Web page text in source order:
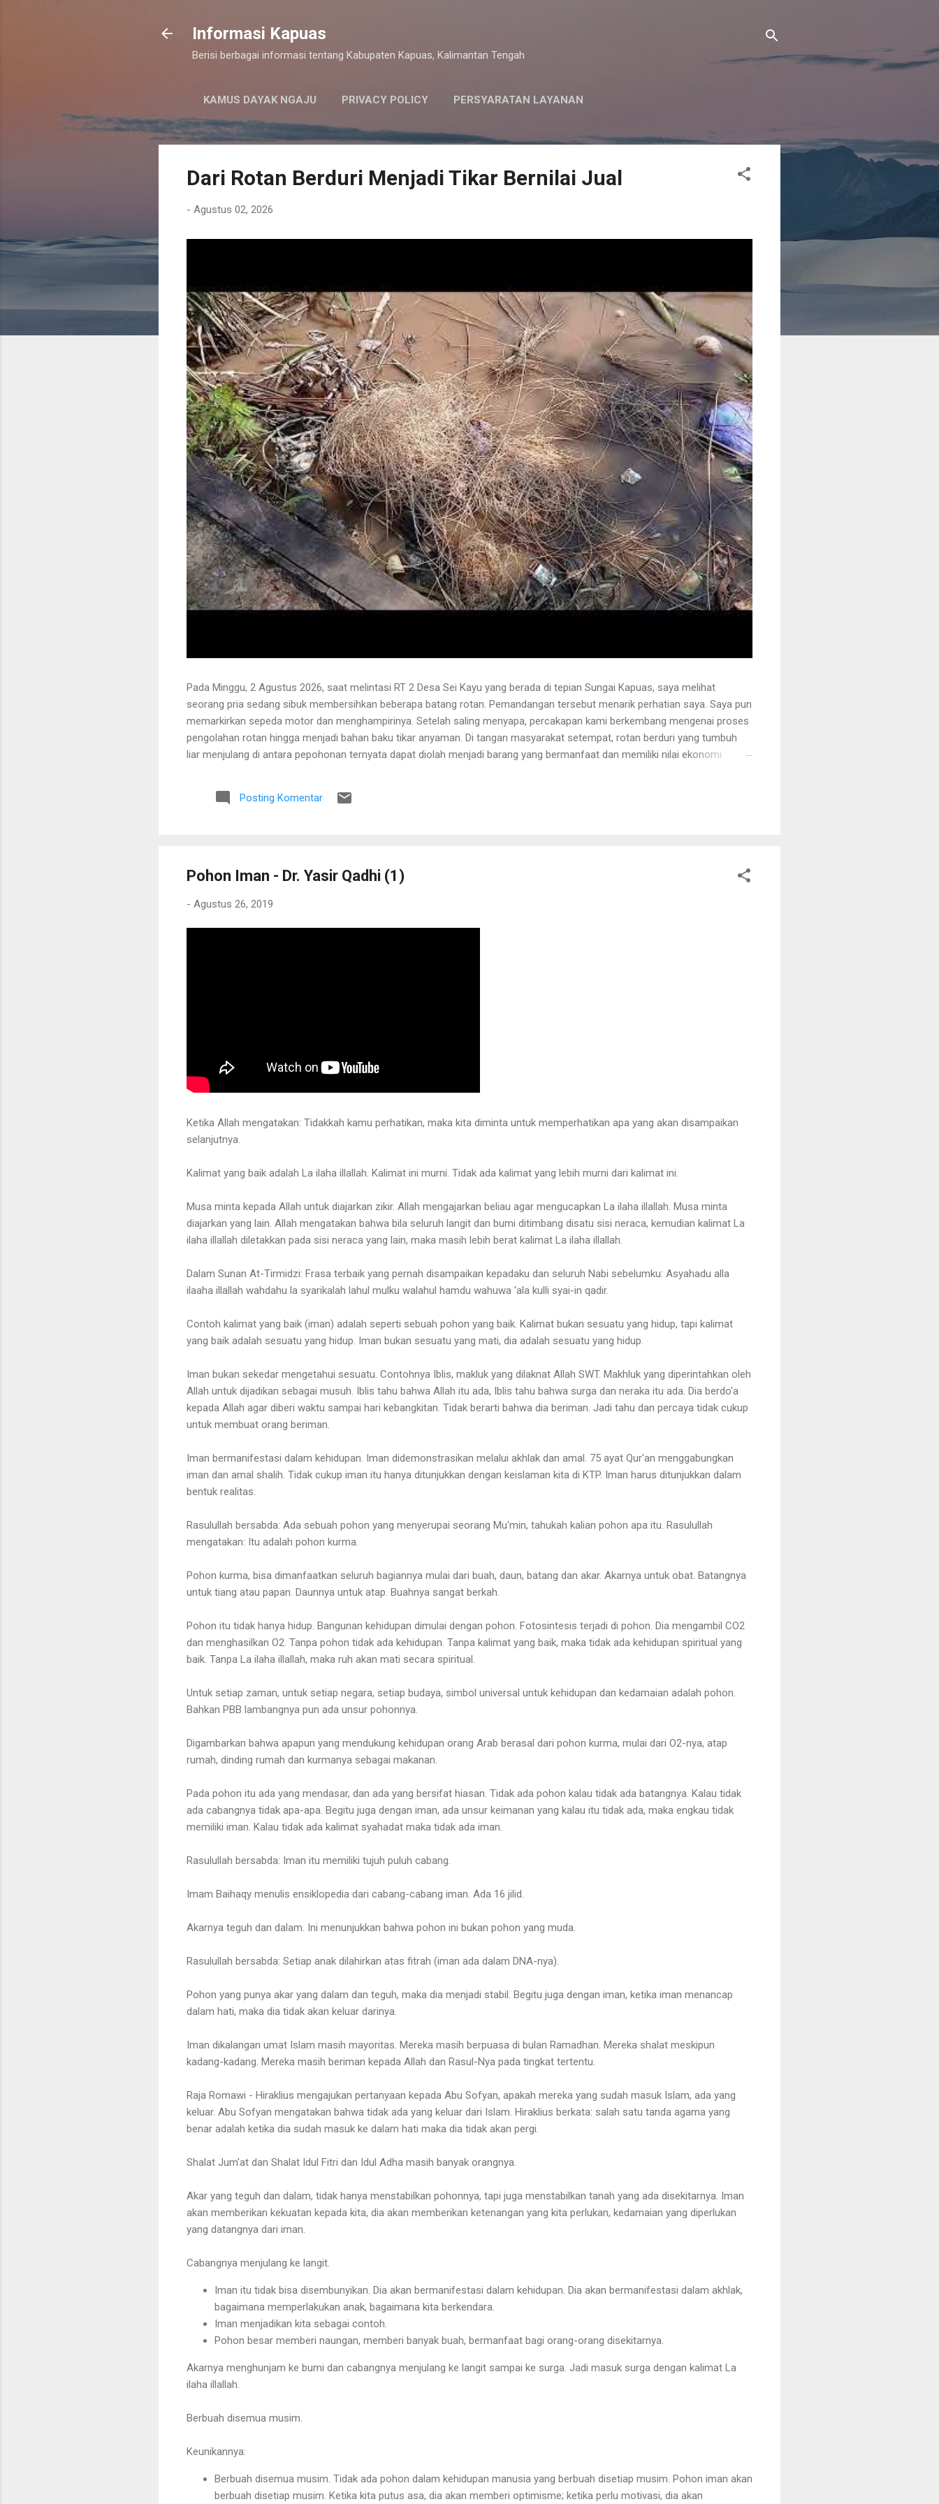
Informasi Kapuas
Berisi berbagai informasi tentang Kabupaten Kapuas, Kalimantan Tengah
KAMUS DAYAK NGAJU PRIVACY POLICY PERSYARATAN LAYANAN
Dari Rotan Berduri Menjadi Tikar Bernilai Jual
- Agustus 02, 2026
Pada Minggu, 2 Agustus 2026, saat melintasi RT 2 Desa Sei Kayu yang berada di tepian Sungai Kapuas, saya melihat
seorang pria sedang sibuk membersihkan beberapa batang rotan. Pemandangan tersebut menarik perhatian saya. Saya pun
memarkirkan sepeda motor dan menghampirinya. Setelah saling menyapa, percakapan kami berkembang mengenai proses
pengolahan rotan hingga menjadi bahan baku tikar anyaman. Di tangan masyarakat setempat, rotan berduri yang tumbuh
liar menjulang di antara pepohonan ternyata dapat diolah menjadi barang yang bermanfaat dan memiliki nilai ekonomi.
Tanaman itu diperkirakan telah berusia sekitar sepuluh tahun. Rotan dikenal memiliki banyak duri sehingga tidak mudah
untuk ditarik dan dipanen. Menurutnya, sebelum menarik rotan, duri-duri pada bagian batang yang akan dipegang harus
Posting Komentar
Pohon Iman - Dr. Yasir Qadhi (1)
- Agustus 26, 2019
Ketika Allah mengatakan: Tidakkah kamu perhatikan, maka kita diminta untuk memperhatikan apa yang akan disampaikan
selanjutnya.
Kalimat yang baik adalah La ilaha illallah. Kalimat ini murni. Tidak ada kalimat yang lebih murni dari kalimat ini.
Musa minta kepada Allah untuk diajarkan zikir. Allah mengajarkan beliau agar mengucapkan La ilaha illallah. Musa minta
diajarkan yang lain. Allah mengatakan bahwa bila seluruh langit dan bumi ditimbang disatu sisi neraca, kemudian kalimat La
ilaha illallah diletakkan pada sisi neraca yang lain, maka masih lebih berat kalimat La ilaha illallah.
Dalam Sunan At-Tirmidzi: Frasa terbaik yang pernah disampaikan kepadaku dan seluruh Nabi sebelumku: Asyahadu alla
ilaaha illallah wahdahu la syarikalah lahul mulku walahul hamdu wahuwa 'ala kulli syai-in qadir.
Contoh kalimat yang baik (iman) adalah seperti sebuah pohon yang baik. Kalimat bukan sesuatu yang hidup, tapi kalimat
yang baik adalah sesuatu yang hidup. Iman bukan sesuatu yang mati, dia adalah sesuatu yang hidup.
Iman bukan sekedar mengetahui sesuatu. Contohnya Iblis, makluk yang dilaknat Allah SWT. Makhluk yang diperintahkan oleh
Allah untuk dijadikan sebagai musuh. Iblis tahu bahwa Allah itu ada, Iblis tahu bahwa surga dan neraka itu ada. Dia berdo'a
kepada Allah agar diberi waktu sampai hari kebangkitan. Tidak berarti bahwa dia beriman. Jadi tahu dan percaya tidak cukup
untuk membuat orang beriman.
Iman bermanifestasi dalam kehidupan. Iman didemonstrasikan melalui akhlak dan amal. 75 ayat Qur'an menggabungkan
iman dan amal shalih. Tidak cukup iman itu hanya ditunjukkan dengan keislaman kita di KTP. Iman harus ditunjukkan dalam
bentuk realitas.
Rasulullah bersabda: Ada sebuah pohon yang menyerupai seorang Mu'min, tahukah kalian pohon apa itu. Rasulullah
mengatakan: Itu adalah pohon kurma.
Pohon kurma, bisa dimanfaatkan seluruh bagiannya mulai dari buah, daun, batang dan akar. Akarnya untuk obat. Batangnya
untuk tiang atau papan. Daunnya untuk atap. Buahnya sangat berkah.
Pohon itu tidak hanya hidup. Bangunan kehidupan dimulai dengan pohon. Fotosintesis terjadi di pohon. Dia mengambil CO2
dan menghasilkan O2. Tanpa pohon tidak ada kehidupan. Tanpa kalimat yang baik, maka tidak ada kehidupan spiritual yang
baik. Tanpa La ilaha illallah, maka ruh akan mati secara spiritual.
Untuk setiap zaman, untuk setiap negara, setiap budaya, simbol universal untuk kehidupan dan kedamaian adalah pohon.
Bahkan PBB lambangnya pun ada unsur pohonnya.
Digambarkan bahwa apapun yang mendukung kehidupan orang Arab berasal dari pohon kurma, mulai dari O2-nya, atap
rumah, dinding rumah dan kurmanya sebagai makanan.
Pada pohon itu ada yang mendasar, dan ada yang bersifat hiasan. Tidak ada pohon kalau tidak ada batangnya. Kalau tidak
ada cabangnya tidak apa-apa. Begitu juga dengan iman, ada unsur keimanan yang kalau itu tidak ada, maka engkau tidak
memiliki iman. Kalau tidak ada kalimat syahadat maka tidak ada iman.
Rasulullah bersabda: Iman itu memiliki tujuh puluh cabang.
Imam Baihaqy menulis ensiklopedia dari cabang-cabang iman. Ada 16 jilid.
Akarnya teguh dan dalam. Ini menunjukkan bahwa pohon ini bukan pohon yang muda.
Rasulullah bersabda: Setiap anak dilahirkan atas fitrah (iman ada dalam DNA-nya).
Pohon yang punya akar yang dalam dan teguh, maka dia menjadi stabil. Begitu juga dengan iman, ketika iman menancap
dalam hati, maka dia tidak akan keluar darinya.
Iman dikalangan umat Islam masih mayoritas. Mereka masih berpuasa di bulan Ramadhan. Mereka shalat meskipun
kadang-kadang. Mereka masih beriman kepada Allah dan Rasul-Nya pada tingkat tertentu.
Raja Romawi - Hiraklius mengajukan pertanyaan kepada Abu Sofyan, apakah mereka yang sudah masuk Islam, ada yang
keluar. Abu Sofyan mengatakan bahwa tidak ada yang keluar dari Islam. Hiraklius berkata: salah satu tanda agama yang
benar adalah ketika dia sudah masuk ke dalam hati maka dia tidak akan pergi.
Shalat Jum'at dan Shalat Idul Fitri dan Idul Adha masih banyak orangnya.
Akar yang teguh dan dalam, tidak hanya menstabilkan pohonnya, tapi juga menstabilkan tanah yang ada disekitarnya. Iman
akan memberikan kekuatan kepada kita, dia akan memberikan ketenangan yang kita perlukan, kedamaian yang diperlukan
yang datangnya dari iman.
Cabangnya menjulang ke langit.
Iman itu tidak bisa disembunyikan. Dia akan bermanifestasi dalam kehidupan. Dia akan bermanifestasi dalam akhlak,
bagaimana memperlakukan anak, bagaimana kita berkendara.
Iman menjadikan kita sebagai contoh.
Pohon besar memberi naungan, memberi banyak buah, bermanfaat bagi orang-orang disekitarnya.
Akarnya menghunjam ke bumi dan cabangnya menjulang ke langit sampai ke surga. Jadi masuk surga dengan kalimat La
ilaha illallah.
Berbuah disemua musim.
Keunikannya:
Berbuah disemua musim. Tidak ada pohon dalam kehidupan manusia yang berbuah disetiap musim. Pohon iman akan
berbuah disetiap musim. Ketika kita putus asa, dia akan memberi optimisme; ketika perlu motivasi, dia akan